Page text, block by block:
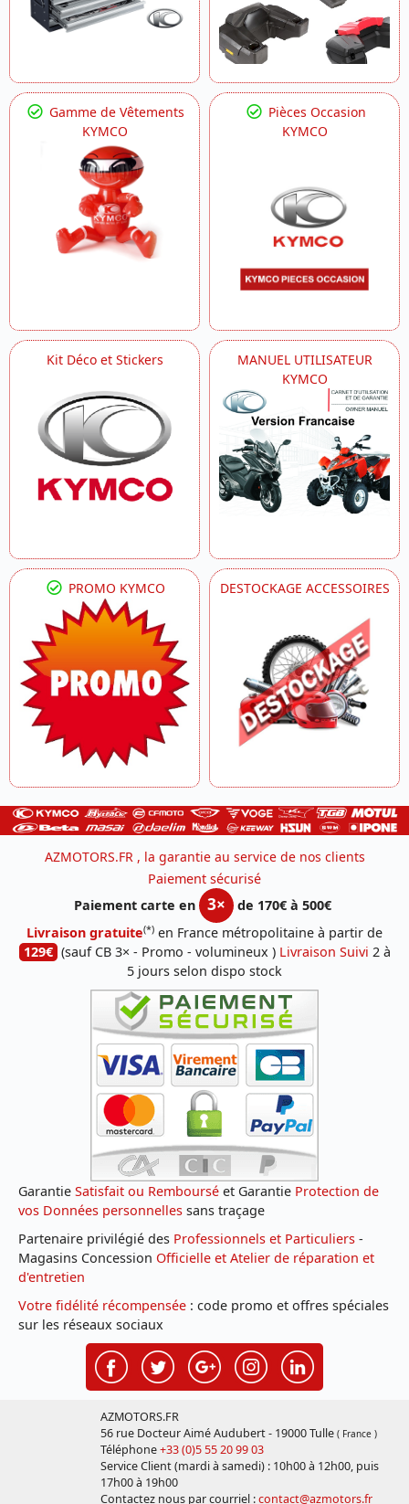
Gamme de Vêtements
KYMCO
Pièces Occasion
KYMCO
Kit Déco et Stickers
MANUEL UTILISATEUR
KYMCO
PROMO KYMCO DESTOCKAGE ACCESSOIRES
AZMOTORS.FR , la garantie au service de nos clients
Paiement sécurisé
Paiement carte en
3×
de 170€ à 500€
Livraison gratuite(*) en France métropolitaine à partir de
129€ (sauf CB 3× - Promo - volumineux ) Livraison Suivi 2 à
5 jours selon dispo stock
Garantie Satisfait ou Remboursé et Garantie Protection de
vos Données personnelles sans traçage
Partenaire privilégié des Professionnels et Particuliers -
Magasins Concession Officielle et Atelier de réparation et
d'entretien
Votre fidélité récompensée : code promo et offres spéciales
sur les réseaux sociaux
AZMOTORS.FR
56 rue Docteur Aimé Audubert - 19000 Tulle ( France )
Téléphone+33 (0)5 55 20 99 03
Service Client (mardi à samedi) : 10h00 à 12h00, puis
17h00 à 19h00
Contactez nous par courriel :contact@azmotors.fr